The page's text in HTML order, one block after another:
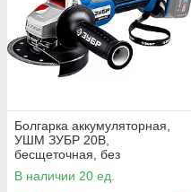
Болгарка аккумуляторная,
УШМ ЗУБР 20В,
бесщеточная, без
аккумулятор, в коробке (AB-
125)
В наличии 20 ед.